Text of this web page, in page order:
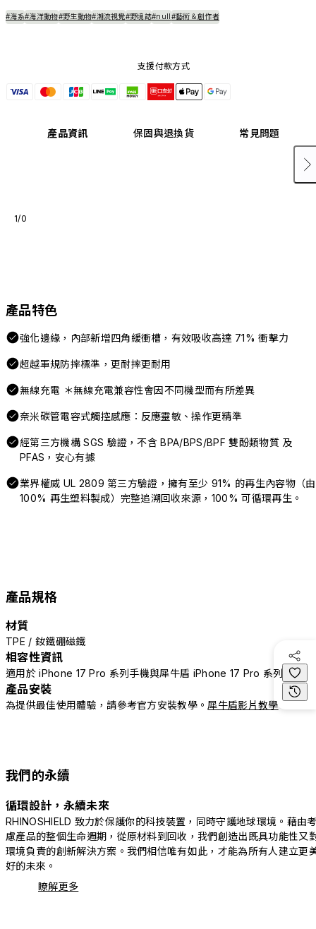
#海系#海洋動物#野生動物#潮流視覺#野境誌#null#藝術＆創作者
支援付款方式
產品資訊 保固與退換貨 常見問題
1/0
產品特色
強化邊緣，內部新增四角緩衝槽，有效吸收高達 71% 衝擊力
超越軍規防摔標準，更耐摔更耐用
無線充電 ＊無線充電兼容性會因不同機型而有所差異
奈米碳管電容式觸控感應：反應靈敏、操作更精準
經第三方機構 SGS 驗證，不含 BPA/BPS/BPF 雙酚類物質 及
PFAS，安心有據
業界權威 UL 2809 第三方驗證，擁有至少 91% 的再生內容物（由
100% 再生塑料製成）完整追溯回收來源，100% 可循環再生。
產品規格
材質
TPE / 釹鐵硼磁鐵
相容性資訊
適用於 iPhone 17 Pro 系列手機與犀牛盾 iPhone 17 Pro 系列配件
產品安裝
為提供最佳使用體驗，請參考官方安裝教學。 犀牛盾影片教學
我們的永續
循環設計，永續未來
RHINOSHIELD 致力於保護你的科技裝置，同時守護地球環境。藉由
慮產品的整個生命週期，從原材料到回收，我們創造出既具功能性又
環境負責的創新解決方案。我們相信唯有如此，才能為所有人建立更
好的未來。
瞭解更多